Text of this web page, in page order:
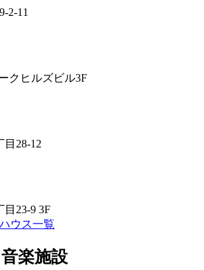
2-11
クヒルズビル3F
28-12
23-9 3F
ウス一覧
楽施設